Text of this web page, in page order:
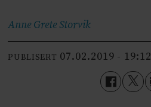
Anne Grete Storvik
PUBLISERT 07.02.2019 - 19:12